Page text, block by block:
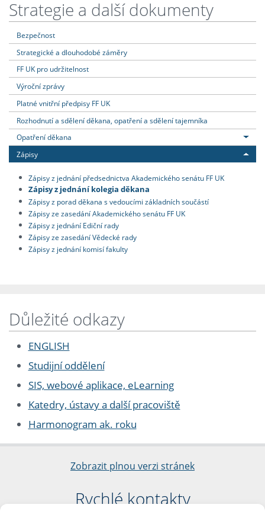
Strategie a další dokumenty
Bezpečnost
Strategické a dlouhodobé záměry
FF UK pro udržitelnost
Výroční zprávy
Platné vnitřní předpisy FF UK
Rozhodnutí a sdělení děkana, opatření a sdělení tajemníka
Opatření děkana
Zápisy
Zápisy z jednání předsednictva Akademického senátu FF UK
Zápisy z jednání kolegia děkana
Zápisy z porad děkana s vedoucími základních součástí
Zápisy ze zasedání Akademického senátu FF UK
Zápisy z jednání Ediční rady
Zápisy ze zasedání Vědecké rady
Zápisy z jednání komisí fakulty
Důležité odkazy
ENGLISH
Studijní oddělení
SIS, webové aplikace, eLearning
Katedry, ústavy a další pracoviště
Harmonogram ak. roku
Zobrazit plnou verzi stránek
Rychlé kontakty